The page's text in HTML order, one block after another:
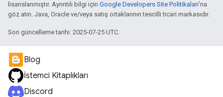
lisanslanmıştır. Ayrıntılı bilgi için Google Developers Site Politikaları'na
göz atın. Java, Oracle ve/veya satış ortaklarının tescilli ticari markasıdır.
Son güncelleme tarihi: 2025-07-25 UTC.
Blog
İstemci Kitaplıkları
Discord